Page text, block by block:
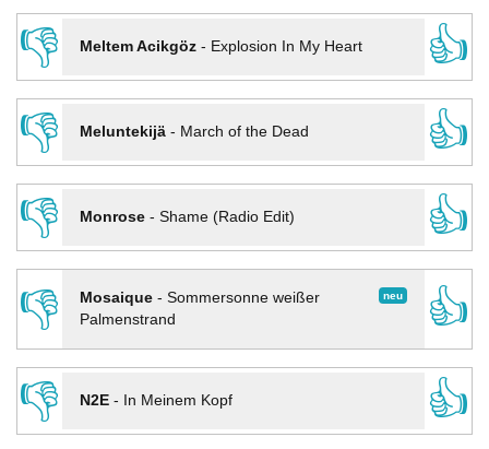
👎
Meltem Acikgöz- Explosion In My Heart
👍
👎
Meluntekijä- March of the Dead
👍
👎
Monrose- Shame (Radio Edit)
👍
👎
neu
Mosaique- Sommersonne weißer
Palmenstrand
👍
👎
N2E- In Meinem Kopf
👍